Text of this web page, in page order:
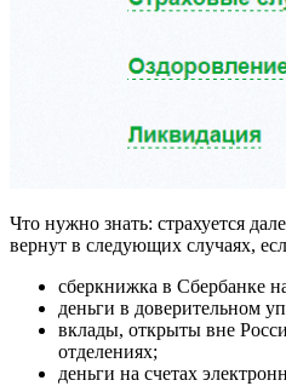
Что нужно знать: страхуется
вернут в следующих случаях,
сберкнижка в Сбербанке
деньги в доверительном
вклады, открыты вне
отделениях;
деньги на счетах